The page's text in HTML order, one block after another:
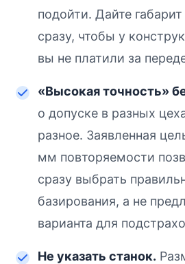
подойти. Дайте
сразу, чтобы у
вы не платили за
«Высокая точность»
о допуске в разных
разное. Заявленная
мм повторяемости
сразу выбрать
базирования, а не
варианта для
Не указать станок.